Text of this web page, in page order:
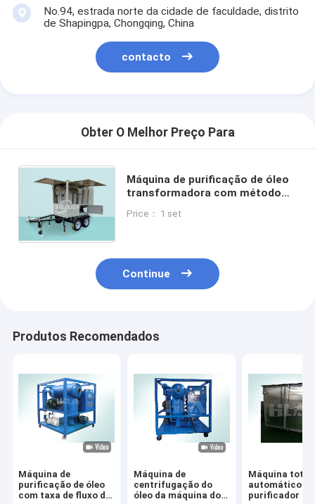
No.94, estrada norte da cidade de faculdade, distrito
de Shapingpa, Chongqing, China
contacto
Obter O Melhor Preço Para
Máquina de purificação de óleo
transformadora com método
a vácuo e teor de água ≤ 3 ppm
Price： 1 set
Continue
Produtos Recomendados
Máquina de
purificação de óleo
com taxa de fluxo de
Máquina de
centrifugação do
óleo da máquina do
Máquina
automático do
purificador de